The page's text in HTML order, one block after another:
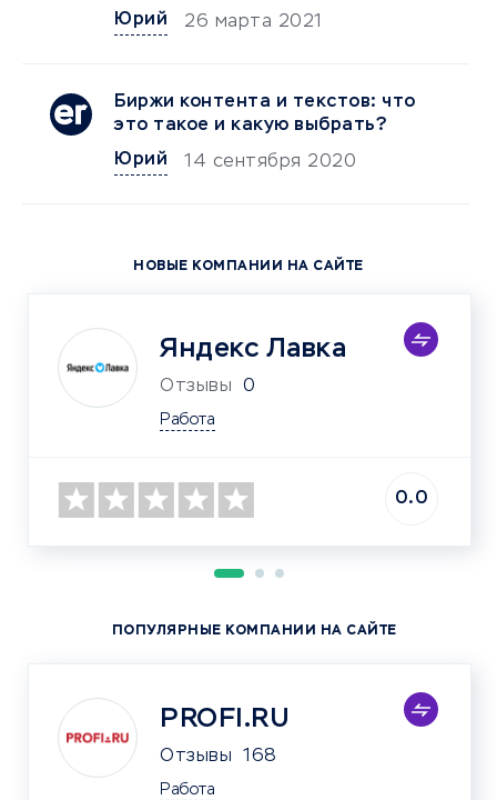
Юрий 26 марта 2021
Биржи контента и текстов: что
это такое и какую выбрать?
Юрий
14 сентября 2020
НОВЫЕ КОМПАНИИ НА САЙТЕ
Яндекс Лавка
Отзывы 0
Работа
0.0
ПОПУЛЯРНЫЕ КОМПАНИИ НА САЙТЕ
PROFI.RU
Отзывы 168
Работа